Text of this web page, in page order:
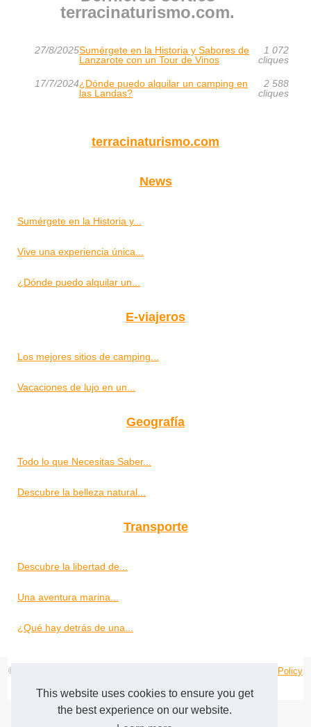
This website uses cookies to ensure you get
the best experience on our website.
terracinaturismo.com.
27/8/2025Sumérgete en la Historia y Sabores de
Lanzarote con un Tour de Vinos
1 072
cliques
17/7/2024¿Dónde puedo alquilar un camping en
las Landas?
2 588
cliques
terracinaturismo.com
News
Sumérgete en la Historia y...
Vive una experiencia única...
¿Dónde puedo alquilar un...
E-viajeros
Los mejores sitios de camping...
Vacaciones de lujo en un...
Geografía
Todo lo que Necesitas Saber...
Descubre la belleza natural...
Transporte
Descubre la libertad de...
Una aventura marina...
¿Qué hay detrás de una...
© 2026
Cookies Policy